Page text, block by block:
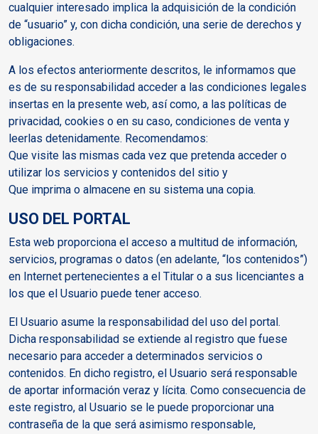
cualquier interesado implica la adquisición de la condición
de “usuario” y, con dicha condición, una serie de derechos y
obligaciones.
A los efectos anteriormente descritos, le informamos que
es de su responsabilidad acceder a las condiciones legales
insertas en la presente web, así como, a las políticas de
privacidad, cookies o en su caso, condiciones de venta y
leerlas detenidamente. Recomendamos:
Que visite las mismas cada vez que pretenda acceder o
utilizar los servicios y contenidos del sitio y
Que imprima o almacene en su sistema una copia.
USO DEL PORTAL
Esta web proporciona el acceso a multitud de información,
servicios, programas o datos (en adelante, “los contenidos”)
en Internet pertenecientes a el Titular o a sus licenciantes a
los que el Usuario puede tener acceso.
El Usuario asume la responsabilidad del uso del portal.
Dicha responsabilidad se extiende al registro que fuese
necesario para acceder a determinados servicios o
contenidos. En dicho registro, el Usuario será responsable
de aportar información veraz y lícita. Como consecuencia de
este registro, al Usuario se le puede proporcionar una
contraseña de la que será asimismo responsable,